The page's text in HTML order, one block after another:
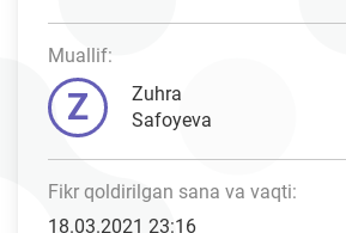
Muallif:
Z
Zuhra
Safoyeva
Fikr qoldirilgan sana va vaqti:
18.03.2021 23:16